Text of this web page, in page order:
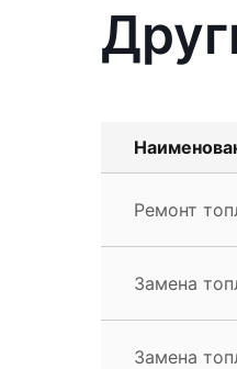
Ремонт
Замена
Замена